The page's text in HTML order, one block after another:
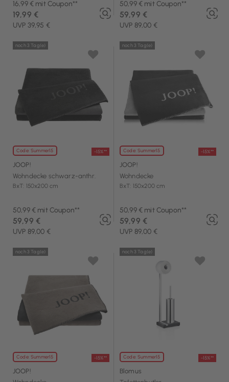
16,99 € mit Coupon**
UVP 39,95 €
19,99 €
50,99 € mit Coupon**
UVP 89,00 €
59,99 €
Code: Summer15 -15%**
noch 3 Tag(e)
JOOP!
Wohndecke schwarz-anthr.
BxT: 150x200 cm
50,99 € mit Coupon**
UVP 89,00 €
59,99 €
Code: Summer15 -15%**
noch 3 Tag(e)
JOOP!
Wohndecke
BxT: 150x200 cm
50,99 € mit Coupon**
UVP 89,00 €
59,99 €
Code: Summer15 -15%**
noch 3 Tag(e)
JOOP!
Code: Summer15 -15%**
noch 3 Tag(e)
Blomus